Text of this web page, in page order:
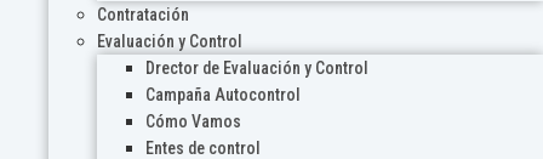
Contratación
Evaluación y Control
Drector de Evaluación y Control
Campaña Autocontrol
Cómo Vamos
Entes de control